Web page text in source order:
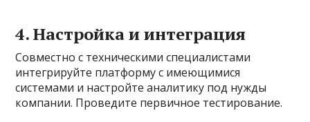
4. Настройка и интеграция
Совместно с техническими специалистами
интегрируйте платформу с имеющимися
системами и настройте аналитику под нужды
компании. Проведите первичное тестирование.